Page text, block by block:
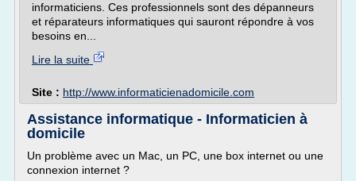
informaticiens. Ces professionnels sont des dépanneurs
et réparateurs informatiques qui sauront répondre à vos
besoins en...
Lire la suite
Site : http://www.informaticienadomicile.com
Assistance informatique - Informaticien à
domicile
Un problème avec un Mac, un PC, une box internet ou une
connexion internet ?